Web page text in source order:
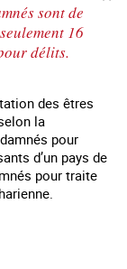
sont de
16
délits.
des êtres
la
pour
d’un pays de
pour traite